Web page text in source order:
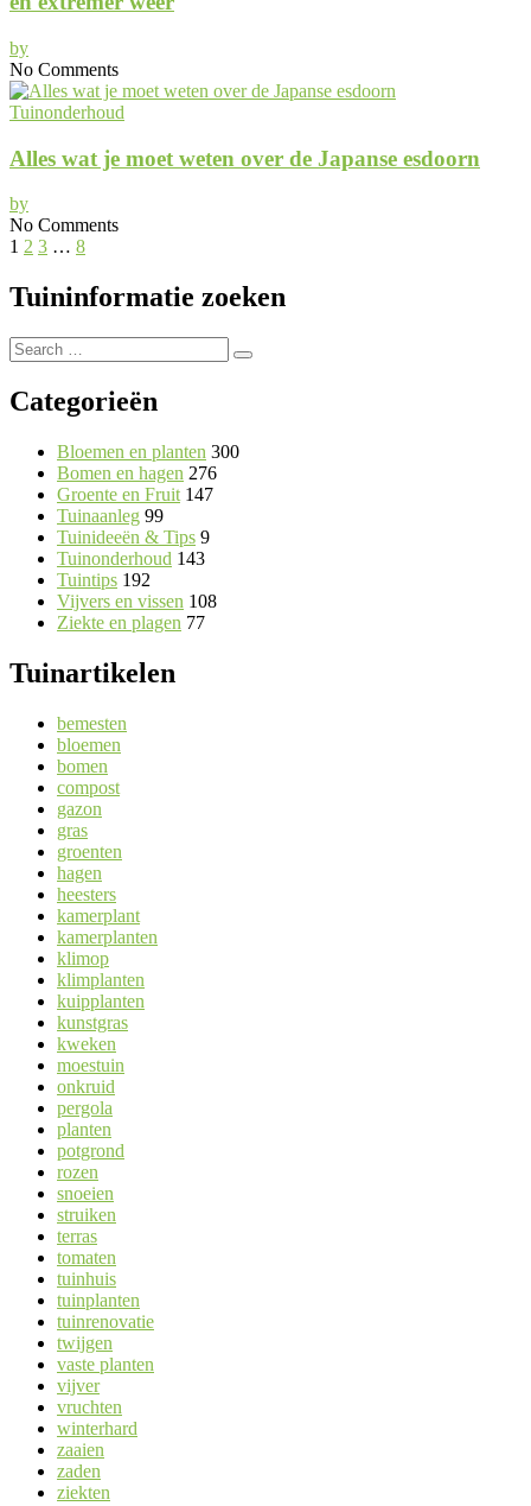
by
No Comments
Tuinonderhoud
Alles wat je moet weten over de Japanse esdoorn
by
No Comments
1 2 3 … 8
Tuininformatie zoeken
Search
for:
Search
Categorieën
Bloemen en planten 300
Bomen en hagen 276
Groente en Fruit 147
Tuinaanleg 99
Tuinideeën & Tips 9
Tuinonderhoud 143
Tuintips 192
Vijvers en vissen 108
Ziekte en plagen 77
Tuinartikelen
bemesten
bloemen
bomen
compost
gazon
gras
groenten
hagen
heesters
kamerplant
kamerplanten
klimop
klimplanten
kuipplanten
kunstgras
kweken
moestuin
onkruid
pergola
planten
potgrond
rozen
snoeien
struiken
terras
tomaten
tuinhuis
tuinplanten
tuinrenovatie
twijgen
vaste planten
vijver
vruchten
winterhard
zaaien
zaden
ziekten